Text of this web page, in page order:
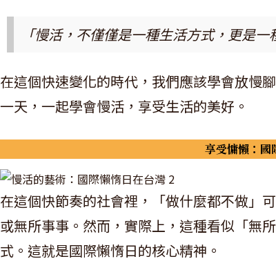
「慢活，不僅僅是一種生活方式，更是一
在這個快速變化的時代，我們應該學會放慢
一天，一起學會慢活，享受生活的美好。
享受慵懶：國
在這個快節奏的社會裡，「做什麼都不做」
或無所事事。然而，實際上，這種看似「無
式。這就是國際懶惰日的核心精神。